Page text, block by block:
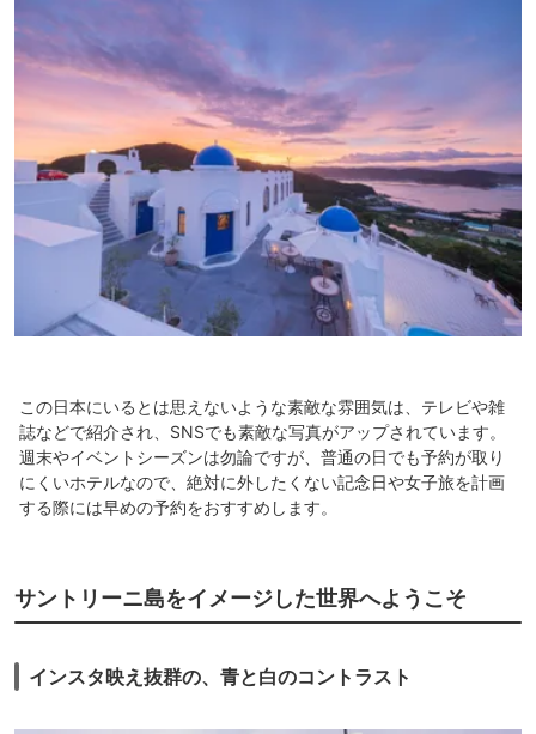
この日本にいるとは思えないような素敵な雰囲気は、テレビや雑
誌などで紹介され、SNSでも素敵な写真がアップされています。
週末やイベントシーズンは勿論ですが、普通の日でも予約が取り
にくいホテルなので、絶対に外したくない記念日や女子旅を計画
する際には早めの予約をおすすめします。
サントリーニ島をイメージした世界へようこそ
インスタ映え抜群の、青と白のコントラスト